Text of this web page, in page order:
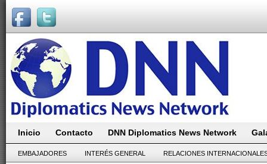
Inicio Contacto DNN Diplomatics News Network
EMBAJADORES INTERÉS GENERAL RELACIONES